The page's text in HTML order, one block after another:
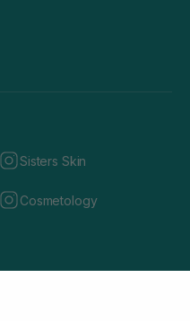
Sisters Skin
Cosmetology